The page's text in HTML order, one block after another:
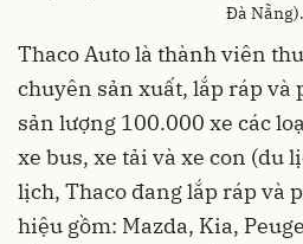
Đà Nẵng).
Thaco Auto là thành viên
chuyên sản xuất, lắp ráp và
sản lượng 100.000 xe các
xe bus, xe tải và xe con (du
lịch, Thaco đang lắp ráp và
hiệu gồm: Mazda, Kia,